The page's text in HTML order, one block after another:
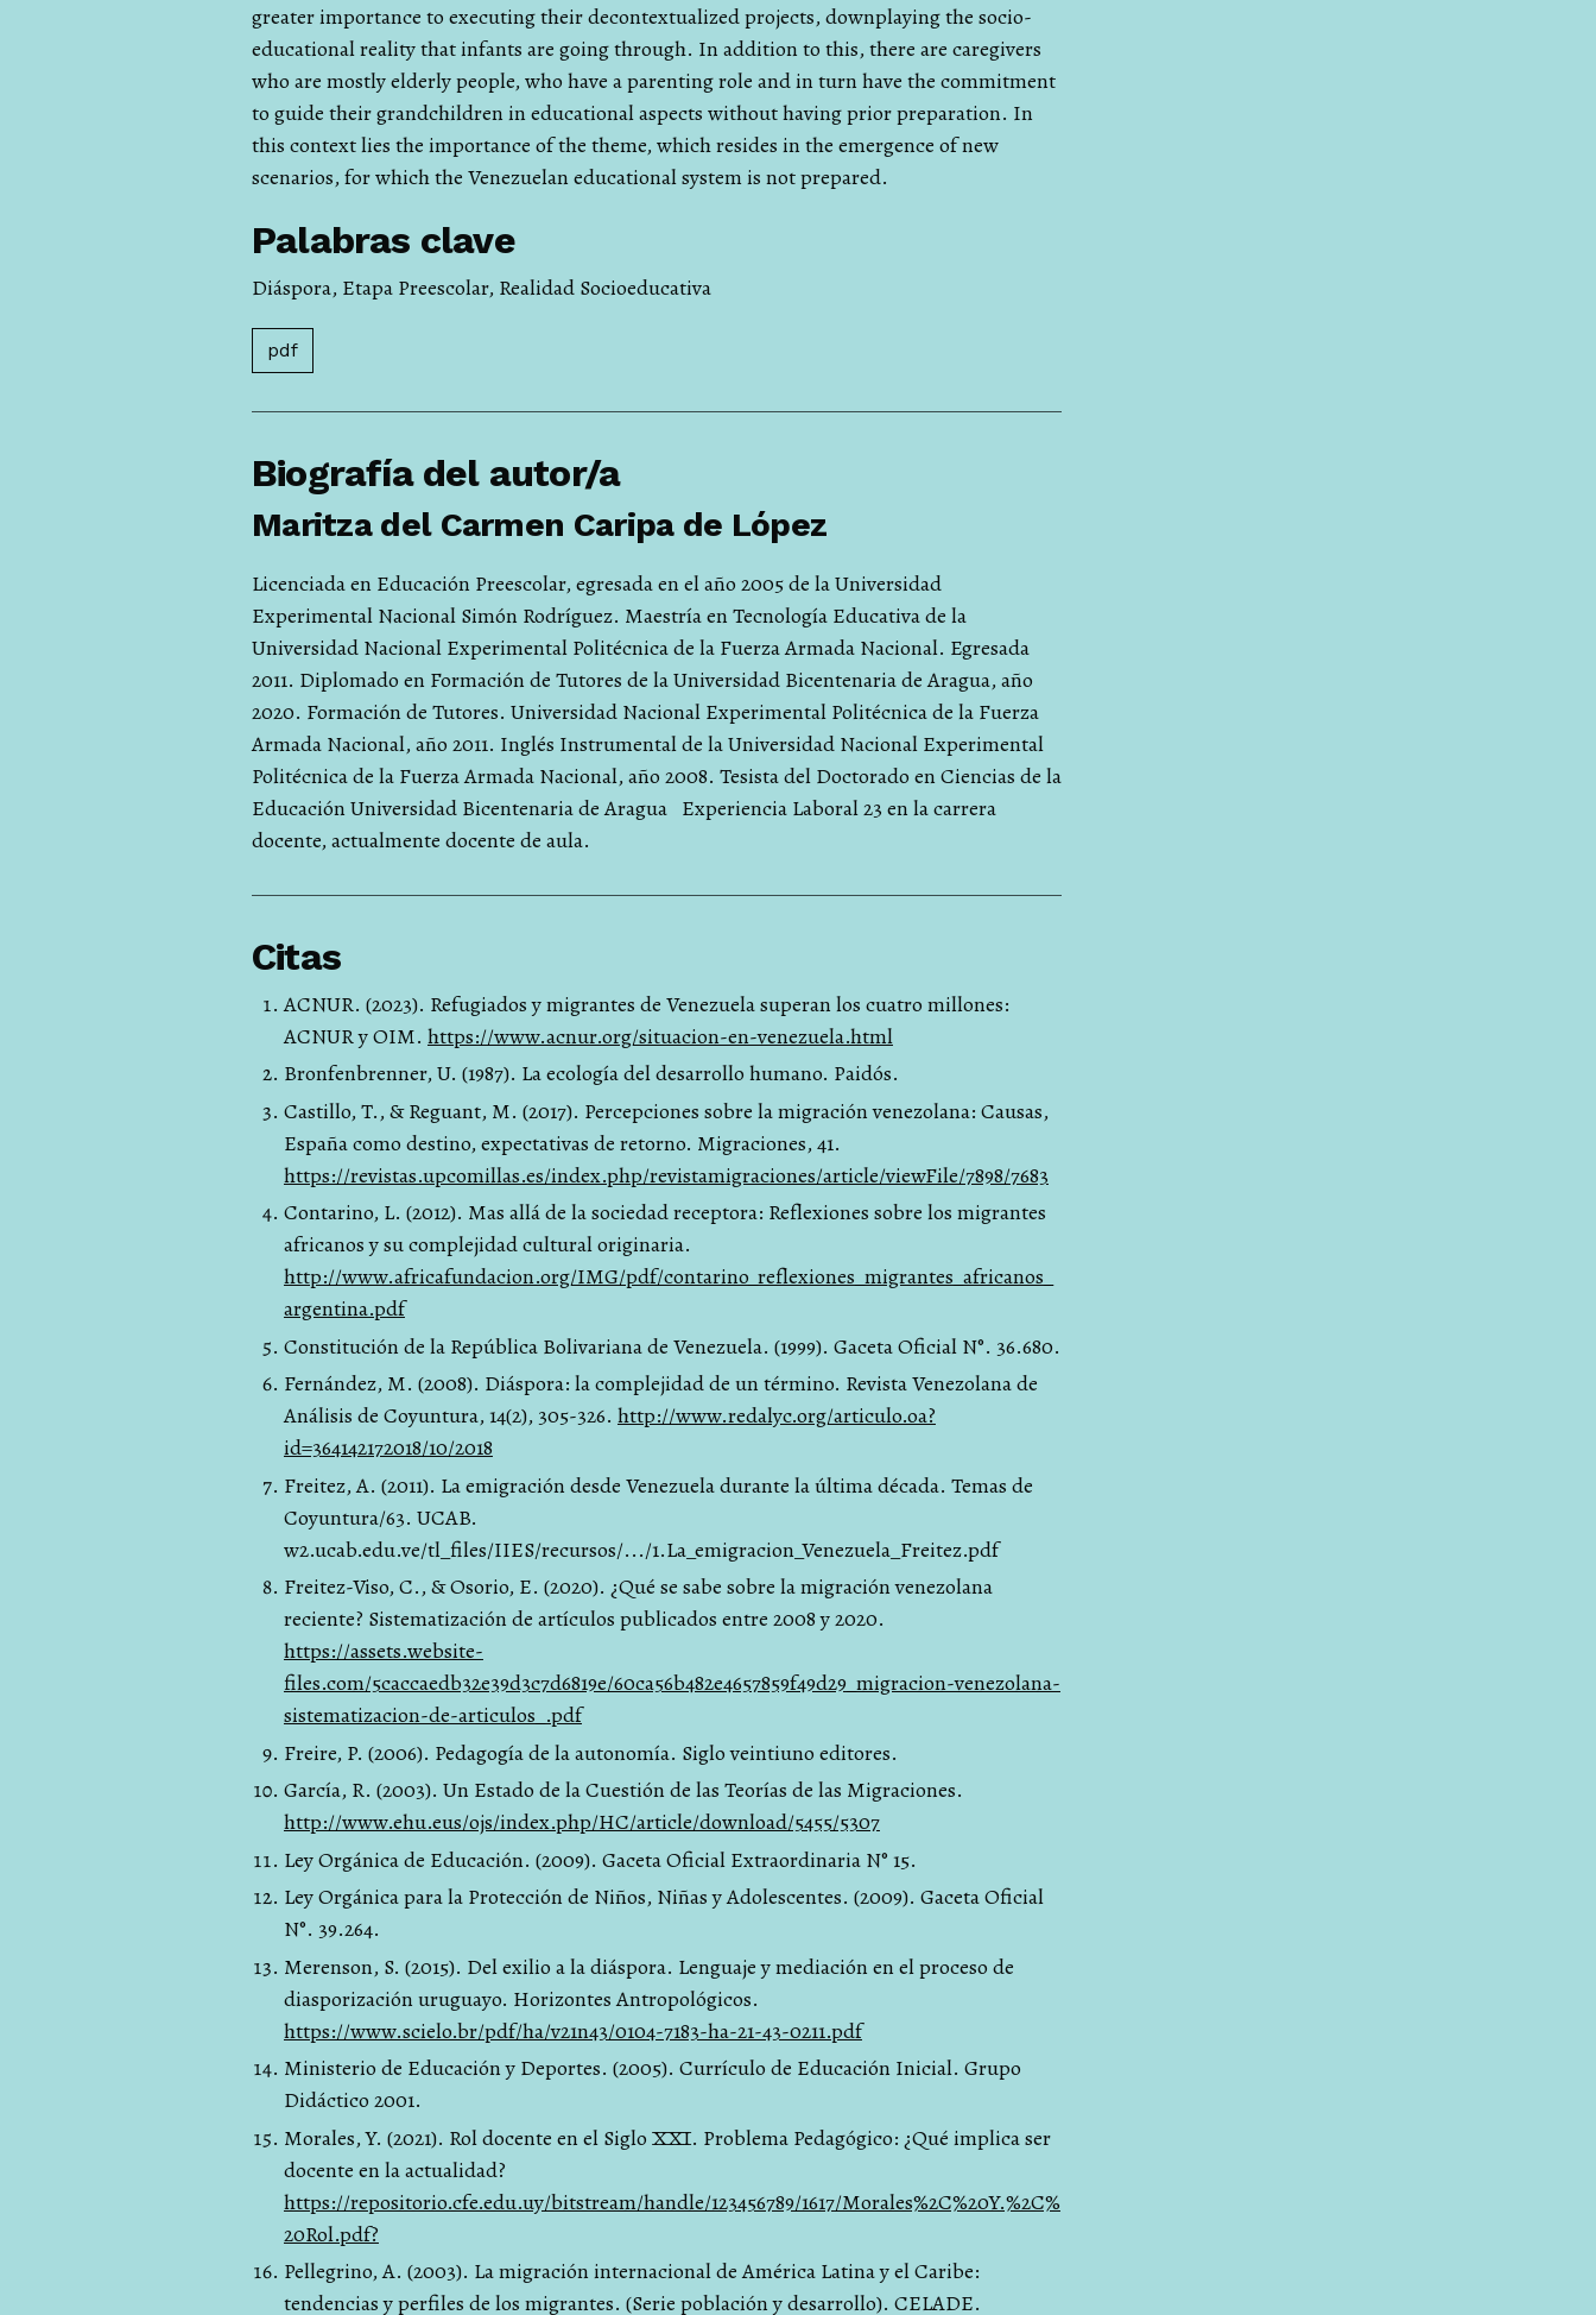
greater importance to executing their decontextualized projects, downplaying the socio-
educational reality that infants are going through. In addition to this, there are caregivers
who are mostly elderly people, who have a parenting role and in turn have the commitment
to guide their grandchildren in educational aspects without having prior preparation. In
this context lies the importance of the theme, which resides in the emergence of new
scenarios, for which the Venezuelan educational system is not prepared.
Palabras clave
Diáspora, Etapa Preescolar, Realidad Socioeducativa
pdf
Biografía del autor/a
Maritza del Carmen Caripa de López
Licenciada en Educación Preescolar, egresada en el año 2005 de la Universidad
Experimental Nacional Simón Rodríguez. Maestría en Tecnología Educativa de la
Universidad Nacional Experimental Politécnica de la Fuerza Armada Nacional. Egresada
2011. Diplomado en Formación de Tutores de la Universidad Bicentenaria de Aragua, año
2020. Formación de Tutores. Universidad Nacional Experimental Politécnica de la Fuerza
Armada Nacional, año 2011. Inglés Instrumental de la Universidad Nacional Experimental
Politécnica de la Fuerza Armada Nacional, año 2008. Tesista del Doctorado en Ciencias de la
Educación Universidad Bicentenaria de Aragua Experiencia Laboral 23 en la carrera
docente, actualmente docente de aula.
Citas
ACNUR. (2023). Refugiados y migrantes de Venezuela superan los cuatro millones:
ACNUR y OIM. https://www.acnur.org/situacion-en-venezuela.html
Bronfenbrenner, U. (1987). La ecología del desarrollo humano. Paidós.
Castillo, T., & Reguant, M. (2017). Percepciones sobre la migración venezolana: Causas,
España como destino, expectativas de retorno. Migraciones, 41.
https://revistas.upcomillas.es/index.php/revistamigraciones/article/viewFile/7898/7683
Contarino, L. (2012). Mas allá de la sociedad receptora: Reflexiones sobre los migrantes
africanos y su complejidad cultural originaria.
http://www.africafundacion.org/IMG/pdf/contarino_reflexiones_migrantes_africanos_
argentina.pdf
Constitución de la República Bolivariana de Venezuela. (1999). Gaceta Oficial N°. 36.680.
Fernández, M. (2008). Diáspora: la complejidad de un término. Revista Venezolana de
Análisis de Coyuntura, 14(2), 305-326. http://www.redalyc.org/articulo.oa?
id=364142172018/10/2018
Freitez, A. (2011). La emigración desde Venezuela durante la última década. Temas de
Coyuntura/63. UCAB.
w2.ucab.edu.ve/tl_files/IIES/recursos/.../1.La_emigracion_Venezuela_Freitez.pdf
Freitez-Viso, C., & Osorio, E. (2020). ¿Qué se sabe sobre la migración venezolana
reciente? Sistematización de artículos publicados entre 2008 y 2020.
https://assets.website-
files.com/5caccaedb32e39d3c7d6819e/60ca56b482e4657859f49d29_migracion-venezolana-
sistematizacion-de-articulos_.pdf
Freire, P. (2006). Pedagogía de la autonomía. Siglo veintiuno editores.
García, R. (2003). Un Estado de la Cuestión de las Teorías de las Migraciones.
http://www.ehu.eus/ojs/index.php/HC/article/download/5455/5307
Ley Orgánica de Educación. (2009). Gaceta Oficial Extraordinaria N° 15.
Ley Orgánica para la Protección de Niños, Niñas y Adolescentes. (2009). Gaceta Oficial
N°. 39.264.
Merenson, S. (2015). Del exilio a la diáspora. Lenguaje y mediación en el proceso de
diasporización uruguayo. Horizontes Antropológicos.
https://www.scielo.br/pdf/ha/v21n43/0104-7183-ha-21-43-0211.pdf
Ministerio de Educación y Deportes. (2005). Currículo de Educación Inicial. Grupo
Didáctico 2001.
Morales, Y. (2021). Rol docente en el Siglo XXI. Problema Pedagógico: ¿Qué implica ser
docente en la actualidad?
https://repositorio.cfe.edu.uy/bitstream/handle/123456789/1617/Morales%2C%20Y.%2C%
20Rol.pdf?
Pellegrino, A. (2003). La migración internacional de América Latina y el Caribe:
tendencias y perfiles de los migrantes. (Serie población y desarrollo). CELADE.